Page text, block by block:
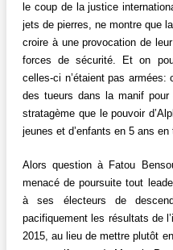
le coup de la justice
jets de pierres, ne montre que
croire à une provocation de
forces de sécurité. Et on
celles-ci n’étaient pas armées:
des tueurs dans la manif pour
stratagème que le pouvoir
jeunes et d’enfants en 5 ans
Alors question à Fatou
menacé de poursuite tout
à ses électeurs de
pacifiquement les résultats de
2015, au lieu de mettre plutôt